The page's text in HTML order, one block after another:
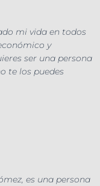
mi vida en todos
y
ser una persona
te los puedes
es una persona